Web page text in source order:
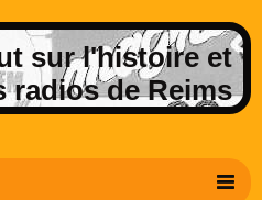
sur l'histoire et
radios de Reims